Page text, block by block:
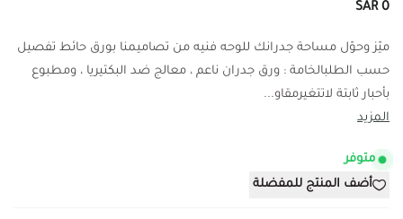
0 SAR
ميّز وحوّل مساحة جدرانك للوحه فنيه من تصاميمنا بورق حائط تفصيل
حسب الطلبالخامة : ورق جدران ناعم ، معالج ضد البكتيريا ، ومطبوع
بأحبار ثابتة لاتتغيرمقاو...
المزيد
متوفر
أضف المنتج للمفضلة